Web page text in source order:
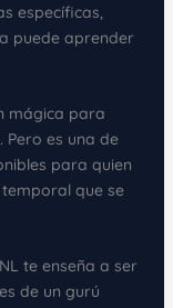
específicas,
puede aprender
mágica para
Pero es una de
para quien
que se
te enseña a ser
de un gurú